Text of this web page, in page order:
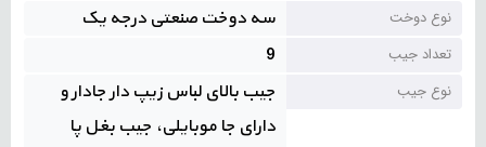
نوع دوخت سه دوخت صنعتی درجه یک
تعداد جیب 9
نوع جیب
جیب بالای لباس زیپ دار جادار و
دارای جا موبایلی، جیب بغل پا